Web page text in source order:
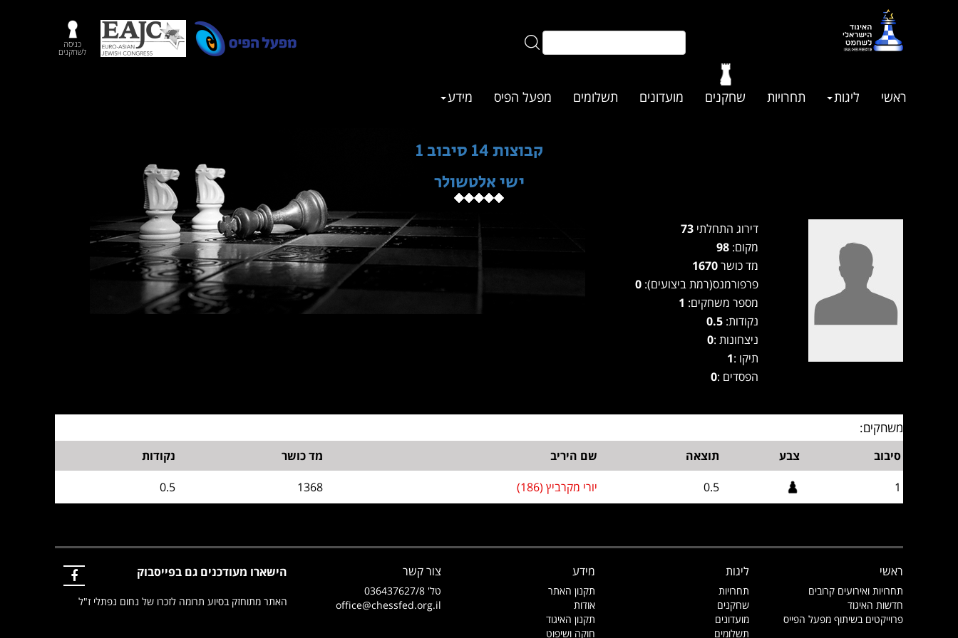
כניסה
לשחקנים
ראשי ליגות תחרויות שחקנים מועדונים תשלומים מפעל הפיס מידע
קבוצות 14 סיבוב 1
ישי אלטשולר
דירוג התחלתי 73
מקום: 98
מד כושר1670
פרפורמנס(רמת ביצועים): 0
מספר משחקים:
נקודות:0.5
ניצחונות :0
תיקו :1
הפסדים :0
משחקים:
סיבוב צבע תוצאה שם היריב מד כושר
נקודות
1
0.5 יורי מקרביץ (186) 1368
0.5
ראשי
תחרויות ואירועים קרובים
חדשות האיגוד
פרוייקטים בשיתוף מפעל הפייס
ליגות
תחרויות
שחקנים
מועדונים
תשלומים
מידע
תקנון האתר
אודות
תקנון האיגוד
חוקה ושיפוט
צור קשר
טל' 036437627/8
office@chessfed.org.il
הישארו מעודכנים גם בפייסבוק
האתר מתוחזק בסיוע תרומה לזכרו של נחום נפתלי ז"ל